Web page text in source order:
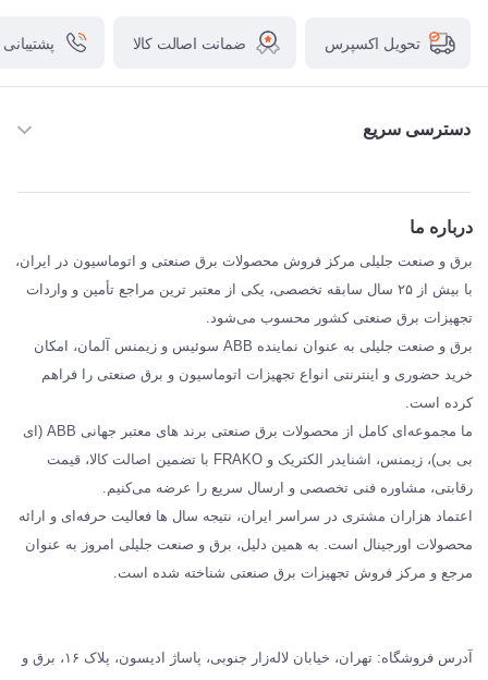
تحویل اکسپرس ضمانت اصالت کالا
دسترسی سریع
SCHNEIDER
فراکو FRAKO
مقالات تخصصی برق صنعتی
درباره ما
برق و صنعت جلیلی مرکز فروش محصولات برق صنعتی و اتوماسیون در ایران،
با بیش از ۲۵ سال سابقه تخصصی، یکی از معتبر ترین مراجع تأمین و واردات
تجهیزات برق صنعتی کشور محسوب می‌شود.
برق و صنعت جلیلی به عنوان نماینده ABB سوئیس و زیمنس آلمان، امکان
خرید حضوری و اینترنتی انواع تجهیزات اتوماسیون و برق صنعتی را فراهم
کرده است.
ما مجموعه‌ای کامل از محصولات برق صنعتی برند های معتبر جهانی ABB (ای
بی بی)، زیمنس، اشنایدر الکتریک و FRAKO با تضمین اصالت کالا، قیمت
رقابتی، مشاوره فنی تخصصی و ارسال سریع را عرضه می‌کنیم.
اعتماد هزاران مشتری در سراسر ایران، نتیجه سال ها فعالیت حرفه‌ای و ارائه
محصولات اورجینال است. به همین دلیل، برق و صنعت جلیلی امروز به عنوان
مرجع و مرکز فروش تجهیزات برق صنعتی شناخته شده است.
آدرس فروشگاه: تهران، خیابان لاله‌زار جنوبی، پاساژ ادیسون، پلاک ۱۶، برق و